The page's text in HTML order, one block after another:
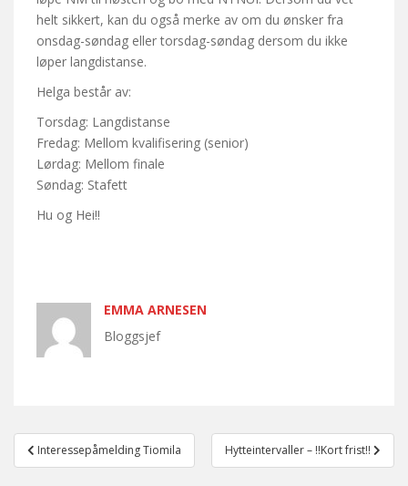
helt sikkert, kan du også merke av om du ønsker fra
onsdag-søndag eller torsdag-søndag dersom du ikke
løper langdistanse.
Helga består av:
Torsdag: Langdistanse
Fredag: Mellom kvalifisering (senior)
Lørdag: Mellom finale
Søndag: Stafett
Hu og Hei!!
EMMA ARNESEN
Bloggsjef
Post
navigation
Interessepåmelding Tiomila Hytteintervaller – !!Kort frist!!